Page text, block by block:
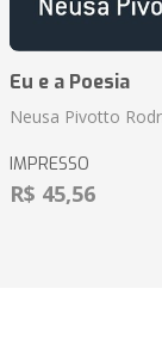
Eu e a Poesia
Neusa Pivotto
IMPRESSO
R$ 45,56